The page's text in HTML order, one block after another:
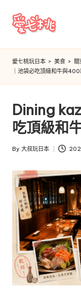
Skip
愛
七
桃
玩
日
本
愛七桃玩日本 > 美食 > 關
｜池袋必吃頂級和牛與
Dining
吃頂級和
Posted
By 大叔玩日本